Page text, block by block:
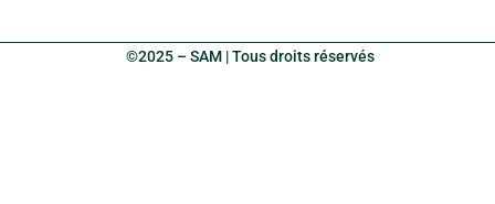
©2025 – SAM | Tous droits réservés